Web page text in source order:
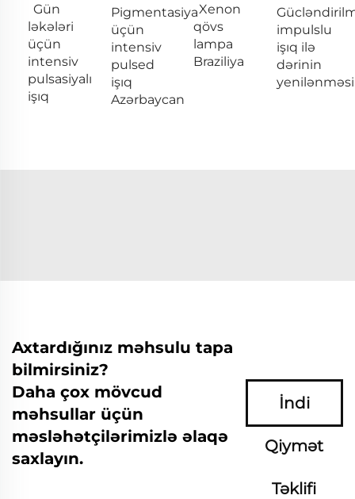
Gün
ləkələri
üçün
intensiv
pulsasiyalı
işıq
Pigmentasiya
üçün
intensiv
pulsed
işıq
Azərbaycan
Xenon
qövs
lampa
Braziliya
impulslu
işıq ilə
dərinin
yenilənməsi
Axtardığınız məhsulu tapa
bilmirsiniz?
Daha çox mövcud
məhsullar üçün
məsləhətçilərimizlə əlaqə
saxlayın.
İndi
Qiymət
Təklifi